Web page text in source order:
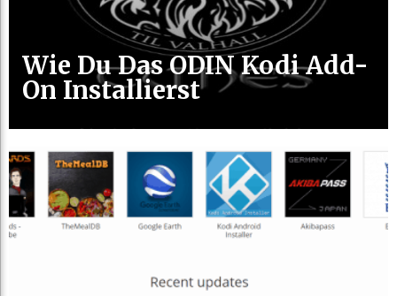
Wie Du Das ODIN Kodi Add-
On Installierst